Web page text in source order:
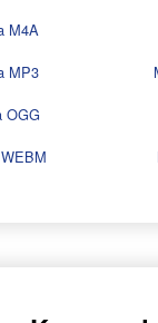
M4A
MP3
OGG